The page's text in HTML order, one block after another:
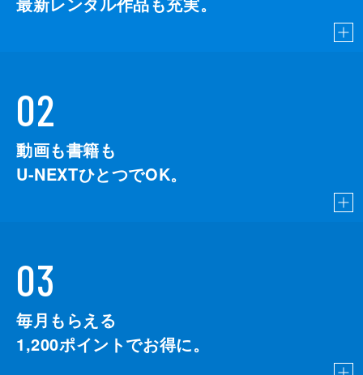
02
動画も書籍も
U-NEXTひとつでOK。
03
毎月もらえる
1,200ポイントでお得に。